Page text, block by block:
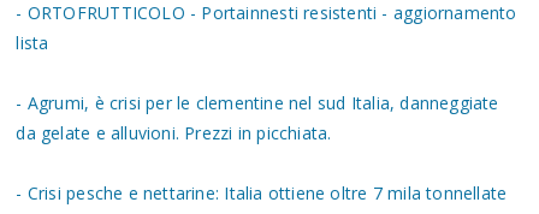
- ORTOFRUTTICOLO - Portainnesti resistenti - aggiornamento
lista
- Agrumi, è crisi per le clementine nel sud Italia, danneggiate
da gelate e alluvioni. Prezzi in picchiata.
- Crisi pesche e nettarine: Italia ottiene oltre 7 mila tonnellate